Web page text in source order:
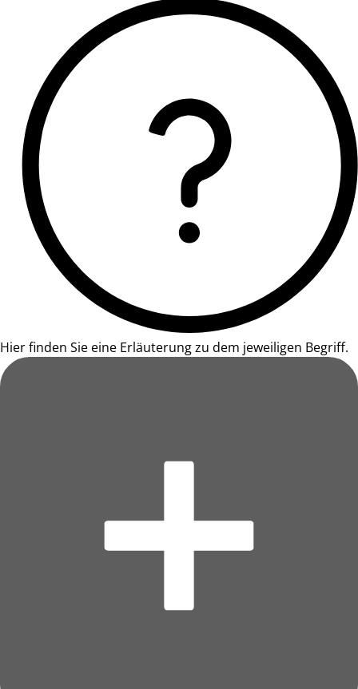
Hier finden Sie eine Erläuterung zu dem jeweiligen Begriff.